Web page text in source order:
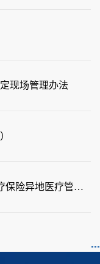
现场管理办法
《关于印发<青岛市社会医疗保险异地医疗管理办法>的通知》政策解读